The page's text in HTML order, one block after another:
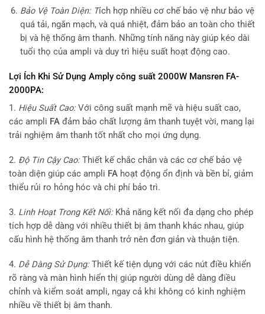
Bảo Vệ Toàn Diện: Tích hợp nhiều cơ chế bảo vệ như bảo vệ
quá tải, ngắn mạch, và quá nhiệt, đảm bảo an toàn cho thiết
bị và hệ thống âm thanh. Những tính năng này giúp kéo dài
tuổi thọ của ampli và duy trì hiệu suất hoạt động cao.
Lợi Ích Khi Sử Dụng Amply công suất 2000W Mansren FA-
2000PA:
1. Hiệu Suất Cao:Với công suất mạnh mẽ và hiệu suất cao,
các ampli FA đảm bảo chất lượng âm thanh tuyệt vời, mang lại
trải nghiệm âm thanh tốt nhất cho mọi ứng dụng.
2. Độ Tin Cậy Cao:Thiết kế chắc chắn và các cơ chế bảo vệ
toàn diện giúp các ampli FA hoạt động ổn định và bền bỉ, giảm
thiểu rủi ro hỏng hóc và chi phí bảo trì.
3. Linh Hoạt Trong Kết Nối: Khả năng kết nối đa dạng cho phép
tích hợp dễ dàng với nhiều thiết bị âm thanh khác nhau, giúp
cấu hình hệ thống âm thanh trở nên đơn giản và thuận tiện.
4. Dễ Dàng Sử Dụng:Thiết kế tiện dụng với các nút điều khiển
rõ ràng và màn hình hiển thị giúp người dùng dễ dàng điều
chỉnh và kiểm soát ampli, ngay cả khi không có kinh nghiệm
nhiều về thiết bị âm thanh.